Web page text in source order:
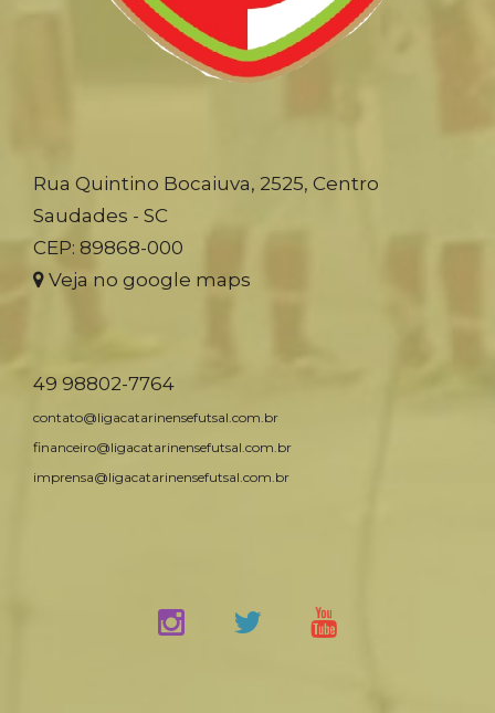
Rua Quintino Bocaiuva, 2525, Centro
Saudades - SC
CEP: 89868-000
Veja no google maps
49 98802-7764
contato@ligacatarinensefutsal.com.br
financeiro@ligacatarinensefutsal.com.br
imprensa@ligacatarinensefutsal.com.br